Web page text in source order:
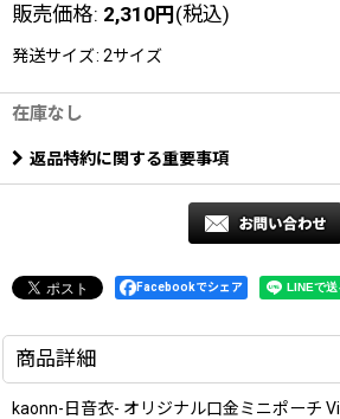
販売価格: 2,310円(税込)
発送サイズ: 2サイズ
在庫なし
返品特約に関する重要事項
Facebookでシェア
商品詳細
kaonn-日音衣- オリジナル口金ミニポーチ